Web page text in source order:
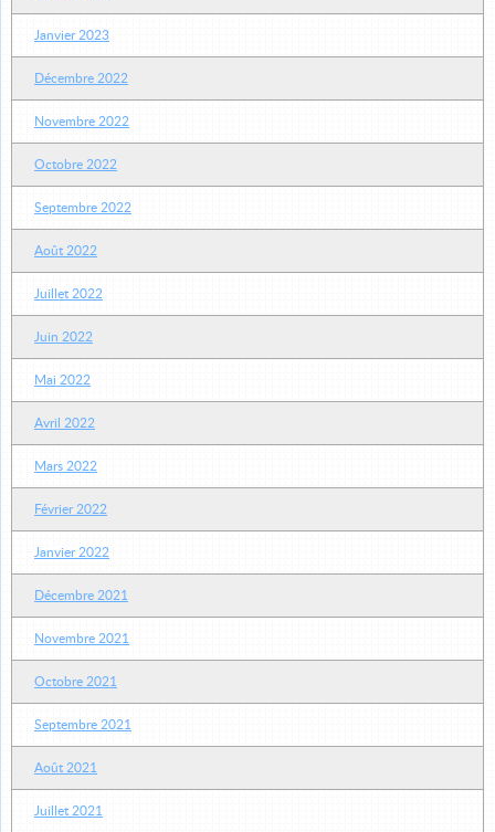
Janvier 2023
Décembre 2022
Novembre 2022
Octobre 2022
Septembre 2022
Août 2022
Juillet 2022
Juin 2022
Mai 2022
Avril 2022
Mars 2022
Février 2022
Janvier 2022
Décembre 2021
Novembre 2021
Octobre 2021
Septembre 2021
Août 2021
Juillet 2021